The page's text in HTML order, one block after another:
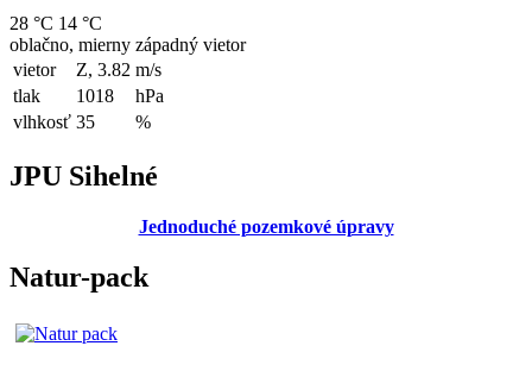
28 °C 14 °C
oblačno, mierny západný vietor
vietor
Z, 3.82 m/s
tlak
1018
hPa
vlhkosť 35 %
JPU Sihelné
Jednoduché pozemkové úpravy
Natur-pack